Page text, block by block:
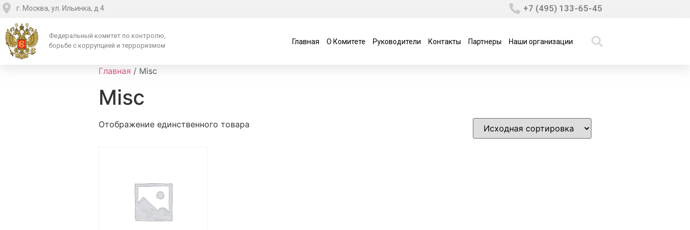
г. Москва, ул. Ильинка, д.4 +7 (495) 133-65-45
Федеральный комитет по контролю,
борьбе с коррупцией и терроризмом
Главная О Комитете Руководители Контакты Партнеры Наши организации
Главная / Misc
Misc
Отображение единственного товара